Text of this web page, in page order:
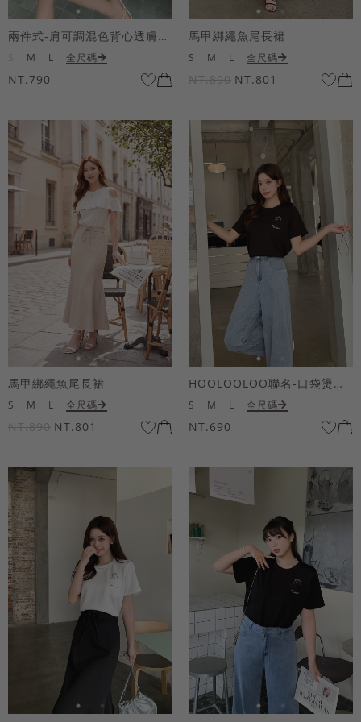
兩件式-肩可調混色背心透膚上衣套組
M L 全尺碼
NT.790
馬甲綁繩魚尾長裙
S M L 全尺碼
NT.890 NT.801
馬甲綁繩魚尾長裙
S M L 全尺碼
NT.890 NT.801
HOOLOOLOO聯名-口袋燙金KUKU熊短袖上衣
S M L 全尺碼
NT.690